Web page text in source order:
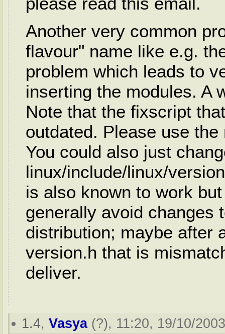
Another very common
flavour" name like e.g.
problem which leads to
inserting the modules. A
Note that the fixscript
outdated. Please use
You could also just
linux/include/linux/
is also known to work
generally avoid changes
distribution; maybe after
version.h that is
deliver.
1.4,Vasya(?), 11:20, 19/10/